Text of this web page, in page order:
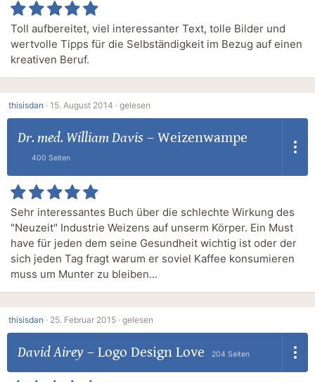
Toll aufbereitet, viel interessanter Text, tolle Bilder und
wertvolle Tipps für die Selbständigkeit im Bezug auf einen
kreativen Beruf.
thisisdan · 15. August 2014 · gelesen
Dr. med. William Davis – Weizenwampe
400 Seiten
Sehr interessantes Buch über die schlechte Wirkung des
"Neuzeit" Industrie Weizens auf unserm Körper. Ein Must
have für jeden dem seine Gesundheit wichtig ist oder der
sich jeden Tag fragt warum er soviel Kaffee konsumieren
muss um Munter zu bleiben...
thisisdan · 25. Februar 2015 · gelesen
David Airey– Logo Design Love 204 Seiten